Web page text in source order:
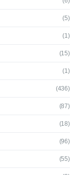
(5)
(1)
(15)
(1)
(436)
(87)
(18)
(96)
(55)